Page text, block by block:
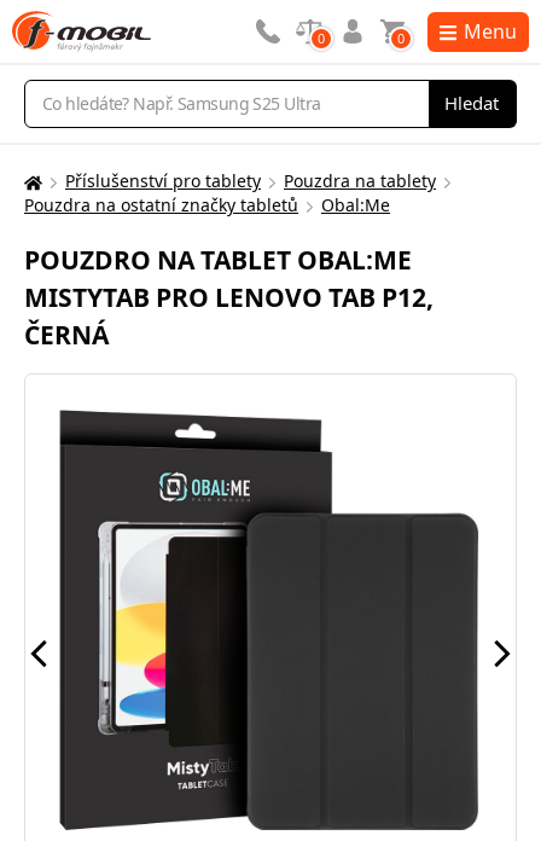
Vyhledávání
Hledat
0 0 Menu
Zde
nacházíte:
Příslušenství pro tablety
Pouzdra na tablety
Pouzdra na ostatní značky tabletů
Obal:Me
POUZDRO NA TABLET OBAL:ME
MISTYTAB PRO LENOVO TAB P12,
ČERNÁ